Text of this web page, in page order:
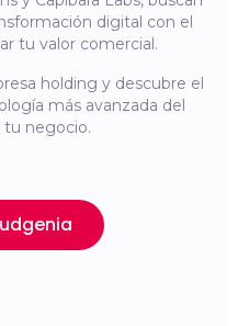
digital con el
tu valor comercial.
holding y descubre el
más avanzada del
tu negocio.